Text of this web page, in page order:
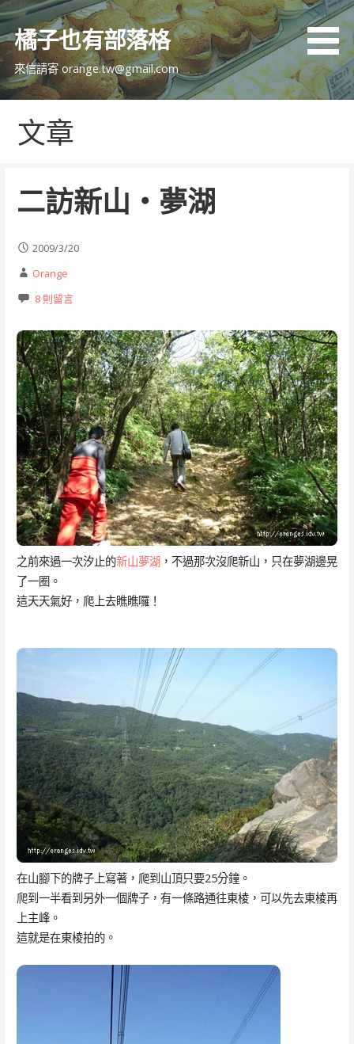
跳
主
內
橘子也有部落格
來信請寄 orange.tw@gmail.com
文章
二訪新山‧夢湖
2009/3/20
Orange
8 則留言
之前來過一次汐止的新山夢湖，不過那次沒爬新山，只在夢湖邊晃
了一圈。
這天天氣好，爬上去瞧瞧囉！
在山腳下的牌子上寫著，爬到山頂只要25分鐘。
爬到一半看到另外一個牌子，有一條路通往東棱，可以先去東棱再
上主峰。
這就是在東棱拍的。